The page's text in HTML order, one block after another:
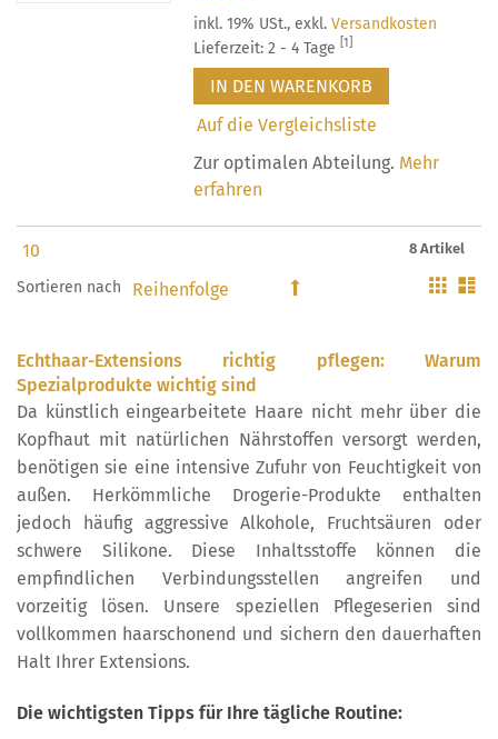
inkl. 19% USt.,exkl.Versandkosten
Lieferzeit: 2 - 4 Tage [1]
IN DEN WARENKORB
Auf die Vergleichsliste
Zur optimalen Abteilung. Mehr
erfahren
8 Artikel
Sortieren nach
Gitter
Echthaar-Extensions richtig pflegen: Warum
Spezialprodukte wichtig sind
Da künstlich eingearbeitete Haare nicht mehr über die
Kopfhaut mit natürlichen Nährstoffen versorgt werden,
benötigen sie eine intensive Zufuhr von Feuchtigkeit von
außen. Herkömmliche Drogerie-Produkte enthalten
jedoch häufig aggressive Alkohole, Fruchtsäuren oder
schwere Silikone. Diese Inhaltsstoffe können die
empfindlichen Verbindungsstellen angreifen und
vorzeitig lösen. Unsere speziellen Pflegeserien sind
vollkommen haarschonend und sichern den dauerhaften
Halt Ihrer Extensions.
Die wichtigsten Tipps für Ihre tägliche Routine: